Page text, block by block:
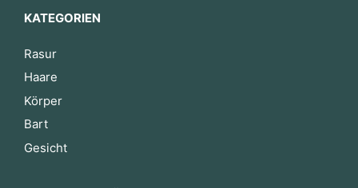
KATEGORIEN
Rasur
Haare
Körper
Bart
Gesicht